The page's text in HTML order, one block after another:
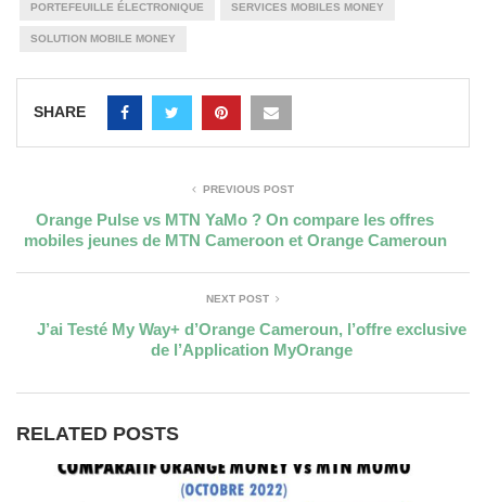
PORTEFEUILLE ÉLECTRONIQUE SERVICES MOBILES MONEY
SOLUTION MOBILE MONEY
SHARE
PREVIOUS POST
Orange Pulse vs MTN YaMo ? On compare les offres
mobiles jeunes de MTN Cameroon et Orange Cameroun
NEXT POST
J’ai Testé My Way+ d’Orange Cameroun, l’offre exclusive
de l’Application MyOrange
RELATED POSTS